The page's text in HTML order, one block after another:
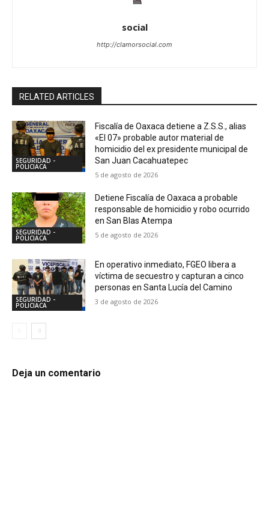
social
http://clamorsocial.com
RELATED ARTICLES
SEGURIDAD -
POLICIACA
Fiscalía de Oaxaca detiene a Z.S.S., alias
«El 07» probable autor material de
homicidio del ex presidente municipal de
San Juan Cacahuatepec
5 de agosto de 2026
SEGURIDAD -
POLICIACA
Detiene Fiscalía de Oaxaca a probable
responsable de homicidio y robo ocurrido
en San Blas Atempa
5 de agosto de 2026
SEGURIDAD -
POLICIACA
En operativo inmediato, FGEO libera a
víctima de secuestro y capturan a cinco
personas en Santa Lucía del Camino
3 de agosto de 2026
Deja un comentario